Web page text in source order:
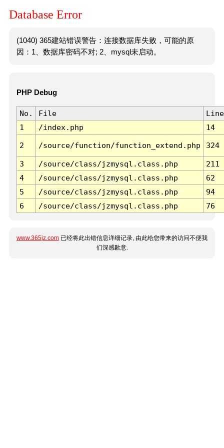
Database Error
(1040) 365建站错误警告：连接数据库失败，可能的原
因：1、数据库密码不对; 2、mysql未启动。
PHP Debug
No. File
Line
1
/index.php 14
2 /source/function/function_extend.php 324
3 /source/class/jzmysql.class.php
211
4
/source/class/jzmysql.class.php
62
5
/source/class/jzmysql.class.php
94
6
/source/class/jzmysql.class.php 76
www.365jz.com 已经将此出错信息详细记录, 由此给您带来的访问不便我
们深感歉意.